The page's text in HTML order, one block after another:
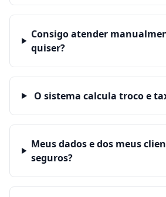
Consigo atender
quiser?
O sistema calcula troco e
Meus dados e dos meus
seguros?